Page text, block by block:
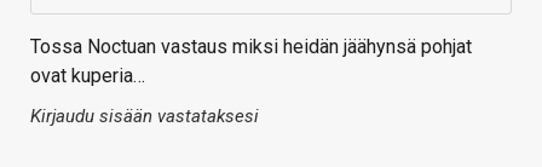
Tossa Noctuan vastaus miksi heidän jäähynsä pohjat
ovat kuperia…
Kirjaudu sisään vastataksesi